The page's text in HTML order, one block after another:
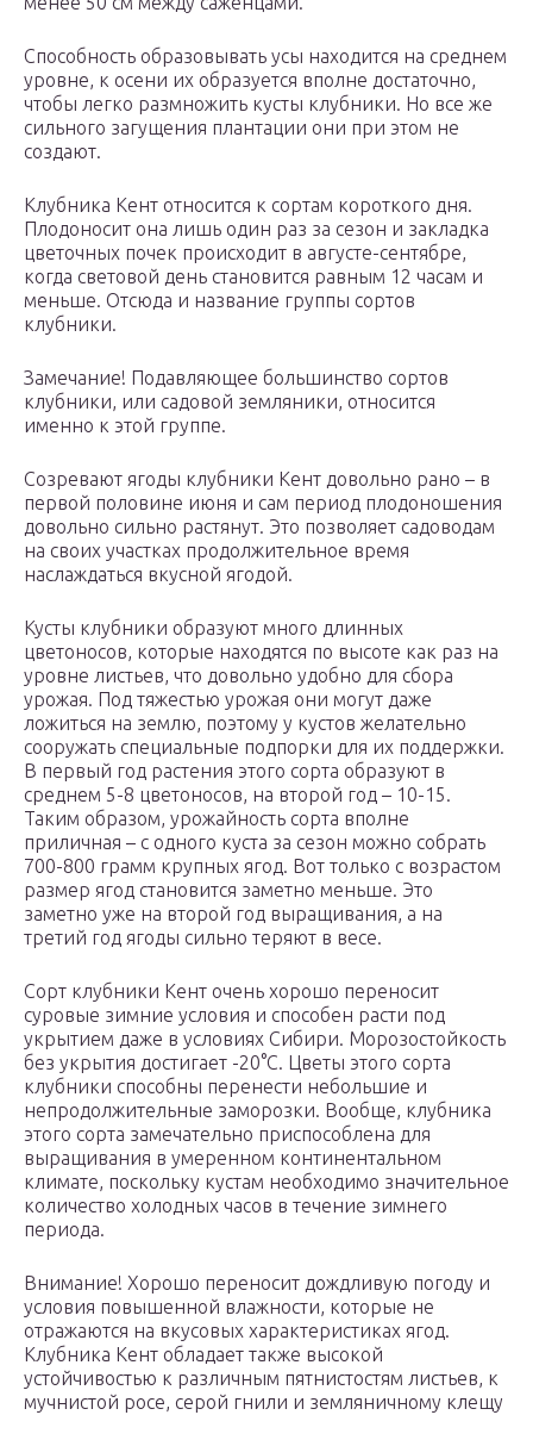
Способность образовывать усы находится на среднем
уровне, к осени их образуется вполне достаточно,
чтобы легко размножить кусты клубники. Но все же
сильного загущения плантации они при этом не
создают.
Клубника Кент относится к сортам короткого дня.
Плодоносит она лишь один раз за сезон и закладка
цветочных почек происходит в августе-сентябре,
когда световой день становится равным 12 часам и
меньше. Отсюда и название группы сортов
клубники.
Замечание! Подавляющее большинство сортов
клубники, или садовой земляники, относится
именно к этой группе.
Созревают ягоды клубники Кент довольно рано – в
первой половине июня и сам период плодоношения
довольно сильно растянут. Это позволяет садоводам
на своих участках продолжительное время
наслаждаться вкусной ягодой.
Кусты клубники образуют много длинных
цветоносов, которые находятся по высоте как раз на
уровне листьев, что довольно удобно для сбора
урожая. Под тяжестью урожая они могут даже
ложиться на землю, поэтому у кустов желательно
сооружать специальные подпорки для их поддержки.
В первый год растения этого сорта образуют в
среднем 5-8 цветоносов, на второй год – 10-15.
Таким образом, урожайность сорта вполне
приличная – с одного куста за сезон можно собрать
700-800 грамм крупных ягод. Вот только с возрастом
размер ягод становится заметно меньше. Это
заметно уже на второй год выращивания, а на
третий год ягоды сильно теряют в весе.
Сорт клубники Кент очень хорошо переносит
суровые зимние условия и способен расти под
укрытием даже в условиях Сибири. Морозостойкость
без укрытия достигает -20°С. Цветы этого сорта
клубники способны перенести небольшие и
непродолжительные заморозки. Вообще, клубника
этого сорта замечательно приспособлена для
выращивания в умеренном континентальном
климате, поскольку кустам необходимо значительное
количество холодных часов в течение зимнего
периода.
Внимание! Хорошо переносит дождливую погоду и
условия повышенной влажности, которые не
отражаются на вкусовых характеристиках ягод.
Клубника Кент обладает также высокой
устойчивостью к различным пятнистостям листьев, к
мучнистой росе, серой гнили и земляничному клещу